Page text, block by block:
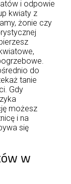
i odpowie
kwiaty z
żonie czy
do
tanie
Gdy
możesz
i na
się
w